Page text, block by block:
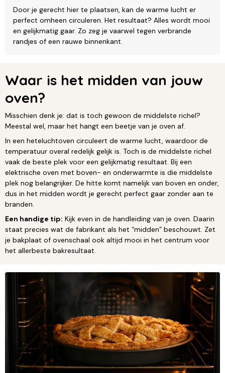
Door je gerecht hier te plaatsen, kan de warme lucht er
perfect omheen circuleren. Het resultaat? Alles wordt mooi
en gelijkmatig gaar. Zo zeg je vaarwel tegen verbrande
randjes of een rauwe binnenkant.
Waar is het midden van jouw
oven?
Misschien denk je: dat is toch gewoon de middelste richel?
Meestal wel, maar het hangt een beetje van je oven af.
In een heteluchtoven circuleert de warme lucht, waardoor de
temperatuur overal redelijk gelijk is. Toch is de middelste richel
vaak de beste plek voor een gelijkmatig resultaat. Bij een
elektrische oven met boven- en onderwarmte is die middelste
plek nog belangrijker. De hitte komt namelijk van boven en onder,
dus in het midden wordt je gerecht perfect gaar zonder aan te
branden.
Een handige tip: Kijk even in de handleiding van je oven. Daarin
staat precies wat de fabrikant als het “midden” beschouwt. Zet
je bakplaat of ovenschaal ook altijd mooi in het centrum voor
het allerbeste bakresultaat.